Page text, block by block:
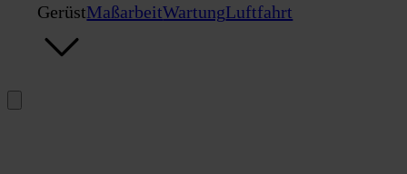
GerüstMaßarbeitWartungLuftfahrt